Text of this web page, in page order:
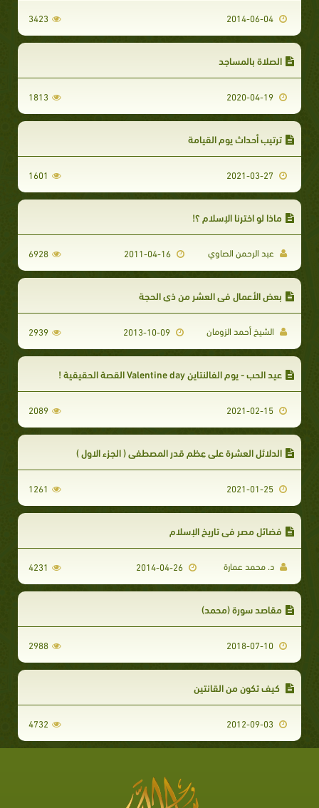
3423
الصلاة بالمساجد
1813
ترتيب أحداث يوم القيامة
1601
ماذا لو اخترنا الإسلام ؟!
عبد الرحمن الصاوي 6928
بعض الأعمال في العشر من ذي الحجة
الشيخ أحمد الزومان 2013-10-09
2939
عيد الحب - يوم الفالنتاين Valentine day القصة الحقيقية !
2089
الدلائل العشرة على عِظم قدر المصطفى ( الجزء الاول )
1261
فضائل مصر في تاريخ الإسلام
د. محمد عمارة 2014-04-26
4231
مقاصد سورة (محمد)
2988
كيف تكون من القانتين
4732